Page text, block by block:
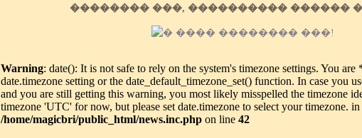
�������� ���, ���������� ������
Warning: date(): It is not safe to rely on the system's timezone settings. You
date.timezone setting or the date_default_timezone_set() function. In case you
and you are still getting this warning, you most likely misspelled the timezone
timezone 'UTC' for now, but please set date.timezone to select your timezone. in
/home/magicbri/public_html/news.inc.php on line 42